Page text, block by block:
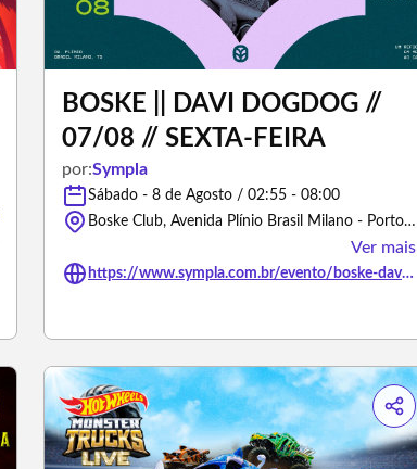
BOSKE || DAVI DOGDOG //
07/08 // SEXTA-FEIRA
por:Sympla
Sábado - 8 de Agosto / 02:55 - 08:00
Boske Club, Avenida Plínio Brasil Milano - Porto Alegre/Rio Grande do Sul
Ver mais
https://www.sympla.com.br/evento/boske-davi-dogdog-07-08-sexta-feira/3504545